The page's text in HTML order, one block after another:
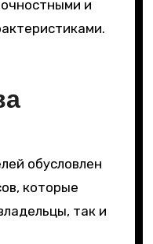
и
обусловлен
которые
так и